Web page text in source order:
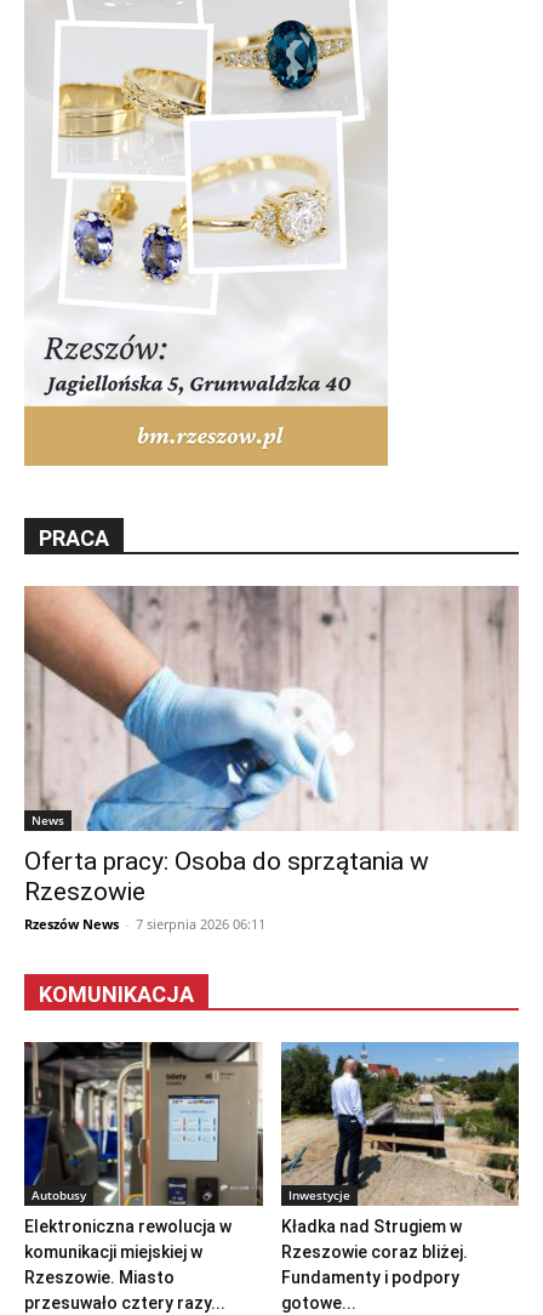
PRACA
News
Oferta pracy: Osoba do sprzątania w
Rzeszowie
Rzeszów News - 7 sierpnia 2026 06:11
KOMUNIKACJA
Autobusy
Elektroniczna rewolucja w
komunikacji miejskiej w
Rzeszowie. Miasto
przesuwało cztery razy...
Inwestycje
Kładka nad Strugiem w
Rzeszowie coraz bliżej.
Fundamenty i podpory
gotowe...